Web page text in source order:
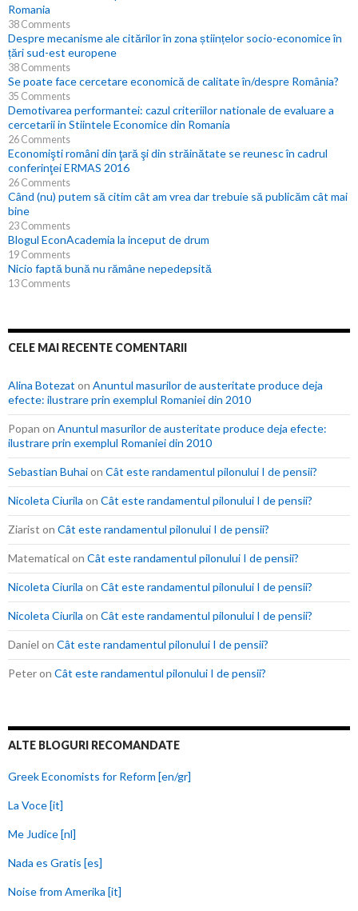
Romania
38 Comments
Despre mecanisme ale citărilor în zona științelor socio-economice în
țări sud-est europene
38 Comments
Se poate face cercetare economică de calitate în/despre România?
35 Comments
Demotivarea performantei: cazul criteriilor nationale de evaluare a
cercetarii in Stiintele Economice din Romania
26 Comments
Economişti români din ţară şi din străinătate se reunesc în cadrul
conferinţei ERMAS 2016
26 Comments
Când (nu) putem să citim cât am vrea dar trebuie să publicăm cât mai
bine
23 Comments
Blogul EconAcademia la inceput de drum
19 Comments
Nicio faptă bună nu rămâne nepedepsită
13 Comments
CELE MAI RECENTE COMENTARII
Alina Botezat on Anuntul masurilor de austeritate produce deja
efecte: ilustrare prin exemplul Romaniei din 2010
Popan on Anuntul masurilor de austeritate produce deja efecte:
ilustrare prin exemplul Romaniei din 2010
Sebastian Buhaion Cât este randamentul pilonului I de pensii?
Nicoleta Ciurila on Cât este randamentul pilonului I de pensii?
Ziarist on Cât este randamentul pilonului I de pensii?
Matematical on Cât este randamentul pilonului I de pensii?
Nicoleta Ciurila on Cât este randamentul pilonului I de pensii?
Nicoleta Ciurila on Cât este randamentul pilonului I de pensii?
Daniel on Cât este randamentul pilonului I de pensii?
Peteron Cât este randamentul pilonului I de pensii?
ALTE BLOGURI RECOMANDATE
Greek Economists for Reform [en/gr]
La Voce [it]
Me Judice [nl]
Nada es Gratis [es]
Noise from Amerika [it]